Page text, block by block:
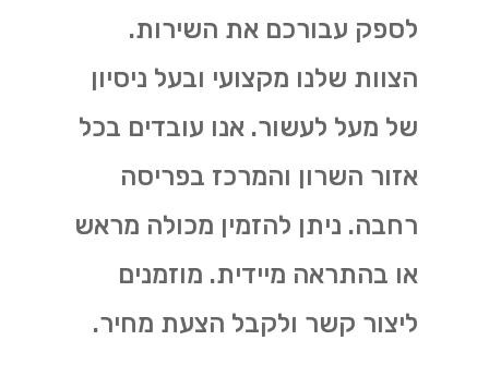
לספק עבורכם את השירות.
הצוות שלנו מקצועי ובעל ניסיון
של מעל לעשור. אנו עובדים בכל
אזור השרון והמרכז בפריסה
רחבה. ניתן להזמין מכולה מראש
או בהתראה מיידית. מוזמנים
ליצור קשר ולקבל הצעת מחיר.